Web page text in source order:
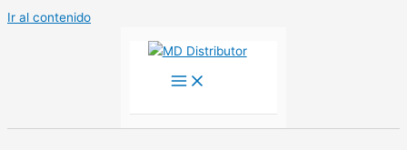
Ir al contenido